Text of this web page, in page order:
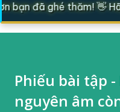
bạn đã ghé thăm! 👋
Phiếu bài tập
nguyên âm